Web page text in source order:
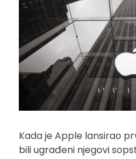
Kada je Apple lansirao
bili ugrađeni njegovi